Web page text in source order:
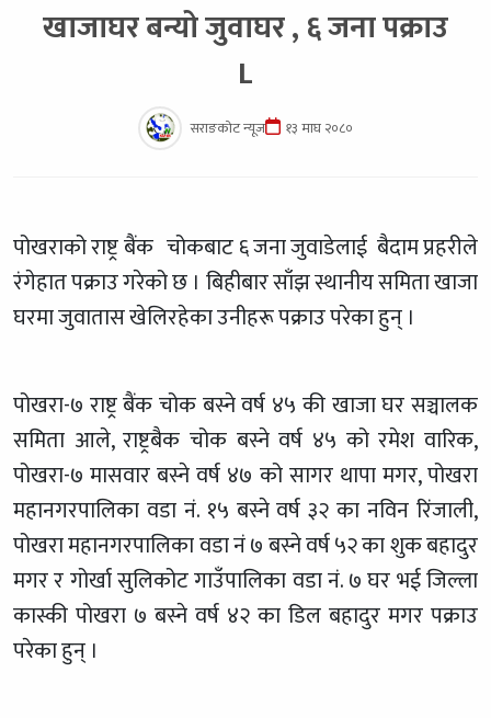
खाजाघर बन्यो जुवाघर , ६ जना पक्राउ
L
सराङकोट न्यूज १३ माघ २०८०
पोखराको राष्ट्र बैंक चोकबाट ६ जना जुवाडेलाई बैदाम प्रहरीले
रंगेहात पक्राउ गरेको छ । बिहीबार साँझ स्थानीय समिता खाजा
घरमा जुवातास खेलिरहेका उनीहरू पक्राउ परेका हुन् ।
पोखरा-७ राष्ट्र बैंक चोक बस्ने वर्ष ४५ की खाजा घर सञ्चालक
समिता आले, राष्ट्रबैक चोक बस्ने वर्ष ४५ को रमेश वारिक,
पोखरा-७ मासवार बस्ने वर्ष ४७ को सागर थापा मगर, पोखरा
महानगरपालिका वडा नं. १५ बस्ने वर्ष ३२ का नविन रिंजाली,
पोखरा महानगरपालिका वडा नं ७ बस्ने वर्ष ५२ का शुक बहादुर
मगर र गोर्खा सुलिकोट गाउँपालिका वडा नं. ७ घर भई जिल्ला
कास्की पोखरा ७ बस्ने वर्ष ४२ का डिल बहादुर मगर पक्राउ
परेका हुन् ।